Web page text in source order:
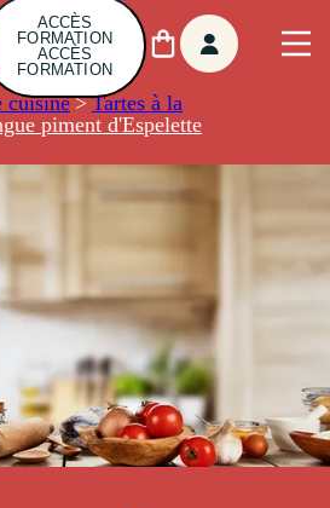
ACCÈS
FORMATION
ACCÈS
FORMATION
cuisine > Tartes à la
piment d'Espelette